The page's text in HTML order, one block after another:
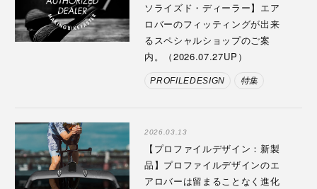
ソライズド・ディーラー】エア
ロバーのフィッティングが出来
るスペシャルショップのご案
内。（2026.07.27UP）
PROFILEDESIGN 特集
2026.03.13
【プロファイルデザイン：新製
品】プロファイルデザインのエ
アロバーは留まることなく進化